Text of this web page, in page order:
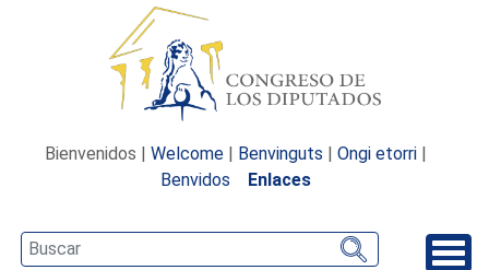
Bienvenidos | Welcome | Benvinguts | Ongi etorri |
Benvidos
Enlaces